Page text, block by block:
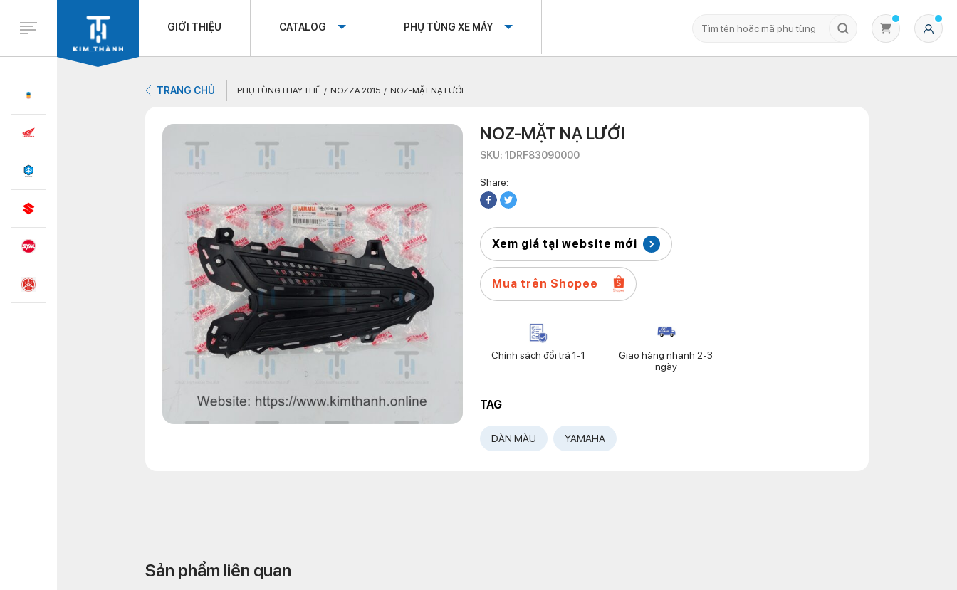
GIỚI THIỆU CATALOG PHỤ TÙNG XE MÁY
TRANG CHỦ PHỤ TÙNG THAY THẾ NOZZA 2015 NOZ-MẶT NẠ LƯỚI
NOZ-MẶT NẠ LƯỚI
SKU: 1DRF83090000
Share:
Xem giá tại website mới
Mua trên Shopee
Chính sách đổi trả 1-1
Giao hàng nhanh 2-3
ngày
TAG
DÀN MÀU YAMAHA
Sản phẩm liên quan